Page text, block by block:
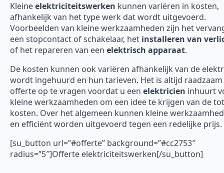
Kleineelektriciteitswerken kunnen variëren in kosten,
afhankelijk van het type werk dat wordt uitgevoerd.
Voorbeelden van kleine werkzaamheden zijn het
een stopcontact of schakelaar, het installeren van
of het repareren van een elektrisch apparaat.
De kosten kunnen ook variëren afhankelijk van de
wordt ingehuurd en hun tarieven. Het is altijd
offerte op te vragen voordat u een elektricien inhuurt
kleine werkzaamheden om een idee te krijgen van de
kosten. Over het algemeen kunnen kleine
en efficiënt worden uitgevoerd tegen een redelijke prijs.
[su_button url=”#offerte” background=”#cc2753″
radius=”5″]Offerte elektriciteitswerken[/su_button]